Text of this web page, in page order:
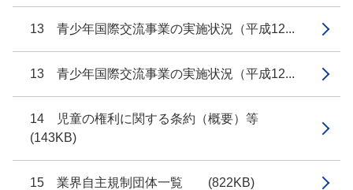
13 青少年国際交流事業の実施状況（平成12...
13 青少年国際交流事業の実施状況（平成12...
14 児童の権利に関する条約（概要）等
(143KB)
15 業界自主規制団体一覧 (822KB)